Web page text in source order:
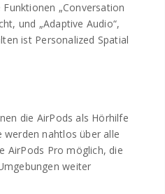
„Conversation
und „Adaptive Audio“,
ist Personalized Spatial
die AirPods als Hörhilfe
nahtlos über alle
AirPods Pro möglich, die
weiter